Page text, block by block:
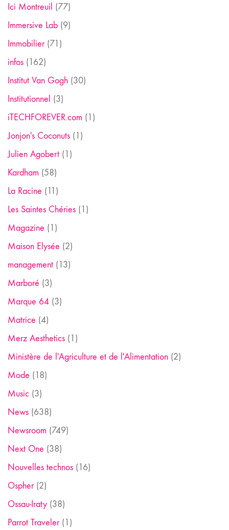
Ici Montreuil (77)
Immersive Lab (9)
Immobilier(71)
infos (162)
Institut Van Gogh (30)
Institutionnel (3)
iTECHFOREVER.com (1)
Jonjon's Coconuts (1)
Julien Agobert (1)
Kardham (58)
La Racine (11)
Les Saintes Chéries (1)
Magazine (1)
Maison Elysée (2)
management (13)
Marboré (3)
Marque 64 (3)
Matrice (4)
Merz Aesthetics (1)
Ministère de l'Agriculture et de l'Alimentation (2)
Mode (18)
Music (3)
News (638)
Newsroom (749)
Next One (38)
Nouvelles technos (16)
Ospher(2)
Ossau-Iraty (38)
Parrot Traveler(1)